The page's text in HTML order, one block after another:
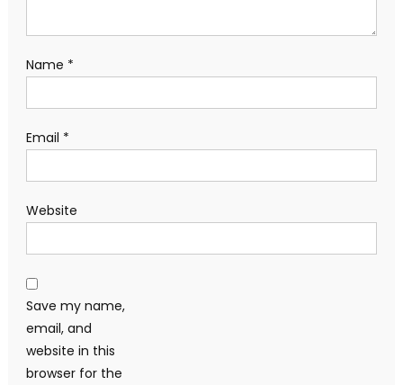
Name *
Email *
Website
Save my name,
email, and
website in this
browser for the